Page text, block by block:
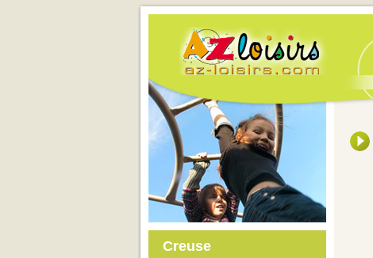
Creuse